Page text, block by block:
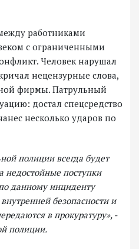
работниками
с ограниченными
Человек нарушал
нецензурные слова,
фирмы. Патрульный
достал спецсредство
несколько ударов по
полиции всегда будет
недостойные поступки
данному инциденту
безопасности и
в прокуратуру», -
полиции.